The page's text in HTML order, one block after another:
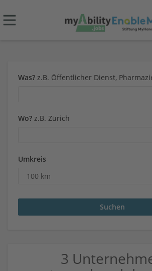
Was? z.B. Öffentlicher Dienst,
Wo? z.B. Zürich
Umkreis
3